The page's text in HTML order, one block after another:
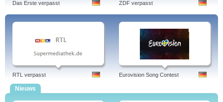
Das Erste verpasst ZDF verpasst
RTL verpasst Eurovision Song Contest
Nieuws